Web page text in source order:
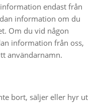
endast från
information om du
Om du vid någon
information från oss,
användarnamn.
bort, säljer eller hyr ut